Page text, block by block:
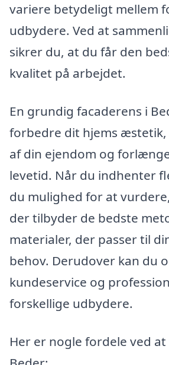
variere betydeligt mellem
udbydere. Ved at
sikrer du, at du får den
kvalitet på arbejdet.
En grundig facaderens i
forbedre dit hjems
af din ejendom og
levetid. Når du indhenter
du mulighed for at
der tilbyder de bedste
materialer, der passer til
behov. Derudover kan du
kundeservice og
forskellige udbydere.
Her er nogle fordele ved